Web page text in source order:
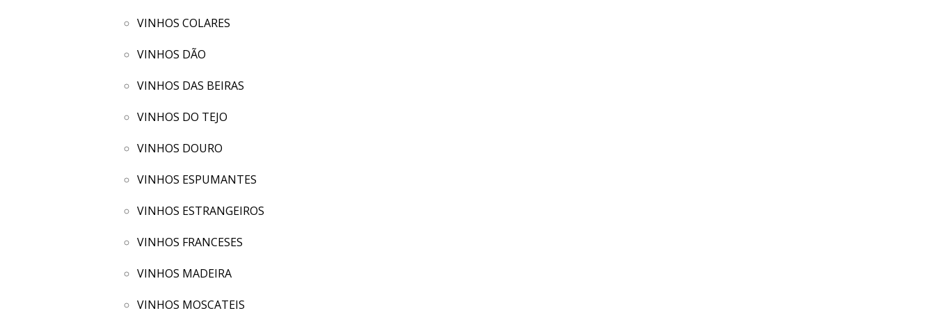
VINHOS COLARES
VINHOS DÃO
VINHOS DAS BEIRAS
VINHOS DO TEJO
VINHOS DOURO
VINHOS ESPUMANTES
VINHOS ESTRANGEIROS
VINHOS FRANCESES
VINHOS MADEIRA
VINHOS MOSCATEIS